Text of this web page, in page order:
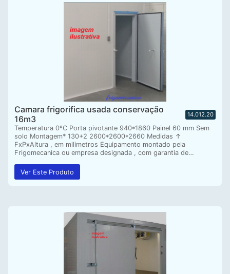
Camara frigorifica usada conservação
16m3
14.012.20
Temperatura 0ºC Porta pivotante 940*1860 Painel 60 mm Sem
solo Montagem* 130+2 2600*2600*2660 Medidas ↑
FxPxAltura , em milimetros Equipamento montado pela
Frigomecanica ou empresa designada , com garantia de…
Ver Este Produto